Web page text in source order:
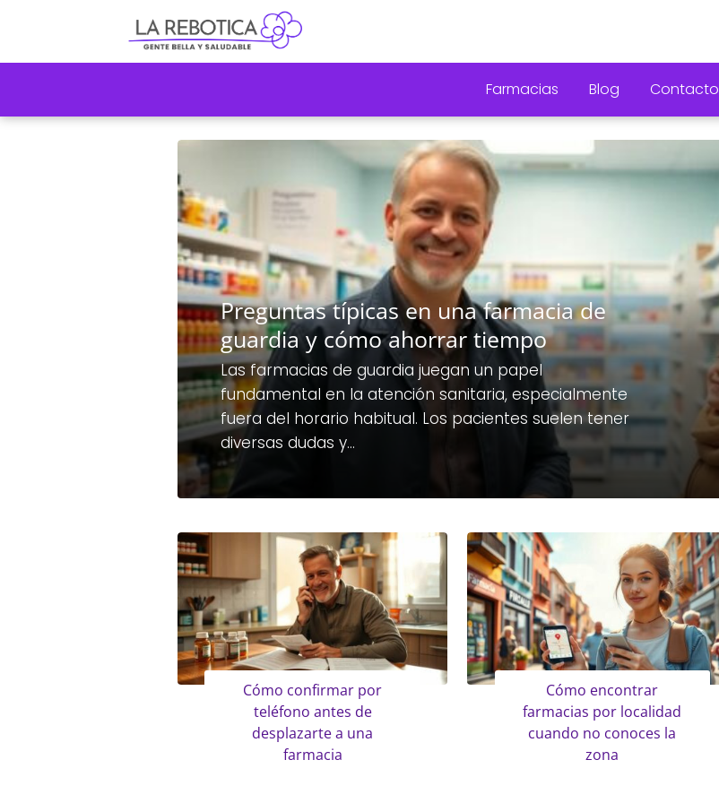
Farmacias Blog Contacto
Preguntas típicas en una farmacia de
guardia y cómo ahorrar tiempo
Las farmacias de guardia juegan un papel
fundamental en la atención sanitaria, especialmente
fuera del horario habitual. Los pacientes suelen tener
diversas dudas y…
Cómo confirmar por
teléfono antes de
desplazarte a una
farmacia
Cómo encontrar
farmacias por localidad
cuando no conoces la
zona